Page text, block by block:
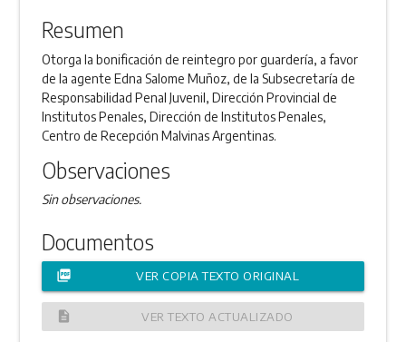
Resumen
Otorga la bonificación de reintegro por guardería, a favor
de la agente Edna Salome Muñoz, de la Subsecretaría de
Responsabilidad Penal Juvenil, Dirección Provincial de
Institutos Penales, Dirección de Institutos Penales,
Centro de Recepción Malvinas Argentinas.
Observaciones
Sin observaciones.
Documentos
picture_as_pdf VER COPIA TEXTO ORIGINAL
description VER TEXTO ACTUALIZADO